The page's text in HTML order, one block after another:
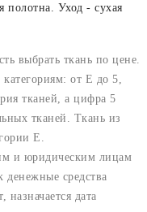
полотна. Уход - сухая
выбрать ткань по цене.
от E до 5,
тканей, а цифра 5
тканей. Ткань из
E.
и юридическим лицам
денежные средства
дата